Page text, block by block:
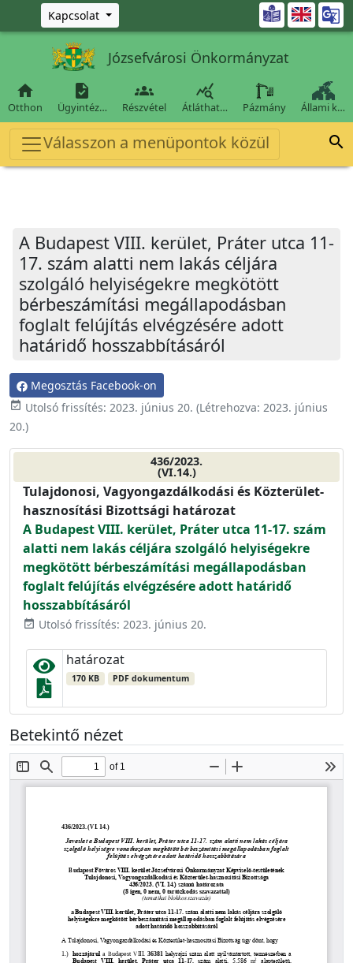
Ugrás a fő tartalomra
Kapcsolat 
Józsefvárosi Önkormányzat

Otthon

Ügyintéz…

Részvétel

Átláthat… Pázmány Állami k…
Válasszon a menüpontok közül 
A Budapest VIII. kerület, Práter utca 11-
17. szám alatti nem lakás céljára
szolgáló helyiségekre megkötött
bérbeszámítási megállapodásban
foglalt felújítás elvégzésére adott
határidő hosszabbításáról
Megosztás Facebook-on
event_available Utolsó frissítés: 2023. június 20. (Létrehozva: 2023. június
20.)
436/2023.
(VI.14.)
Tulajdonosi, Vagyongazdálkodási és Közterület-
hasznosítási Bizottsági határozat
A Budapest VIII. kerület, Práter utca 11-17. szám
alatti nem lakás céljára szolgáló helyiségekre
megkötött bérbeszámítási megállapodásban
foglalt felújítás elvégzésére adott határidő
hosszabbításáról
event_available Utolsó frissítés: 2023. június 20.
határozat
170 KB PDF dokumentum
Betekintő nézet